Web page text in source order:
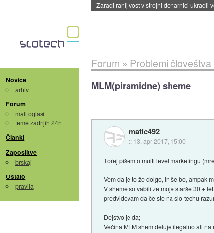
Zaradi ranljivost v strojni denarnici ukradli
Novice
arhiv
Forum
mali oglasi
teme zadnjih 24h
Članki
Zaposlitve
brskaj
Ostalo
pravila
Forum » Problemi človeštva
MLM(piramidne) sheme
matic492
:: 13. apr 2017, 15:00
Torej pišem o multi level marketingu
Vem da je to že dolgo, in še bo, ampak
V sheme so vabili že moje starše 30 +
predvidevam da če ste na slo-techu
Dejstvo je da;
Večina MLM shem deluje ilegalno ali